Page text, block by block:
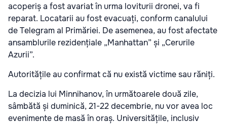
acoperiș a fost avariat în urma loviturii dronei, va fi
reparat. Locatarii au fost evacuați, conform canalului
de Telegram al Primăriei. De asemenea, au fost afectate
ansamblurile rezidențiale „Manhattan” și „Cerurile
Azurii”.
Autoritățile au confirmat că nu există victime sau răniți.
La decizia lui Minnihanov, în următoarele două zile,
sâmbătă și duminică, 21-22 decembrie, nu vor avea loc
evenimente de masă în oraș. Universitățile, inclusiv